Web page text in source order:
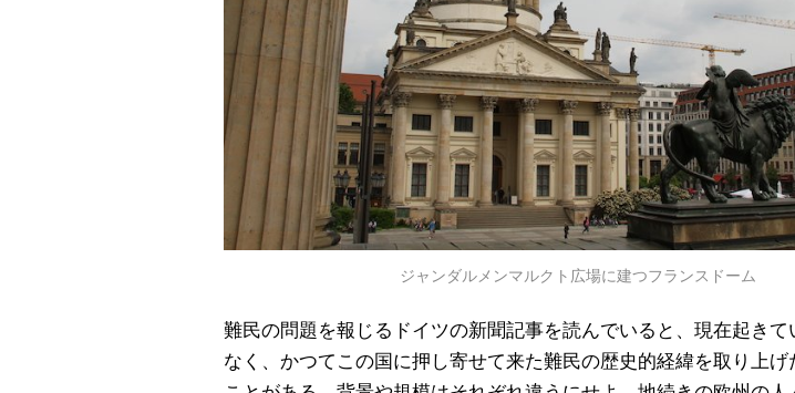
ジャンダルメンマルクト広場に建つフランスドーム
難民の問題を報じるドイツの新聞記事を読んでいると、現在起きて
なく、かつてこの国に押し寄せて来た難民の歴史的経緯を取り上げ